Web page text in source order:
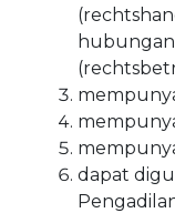
dapat